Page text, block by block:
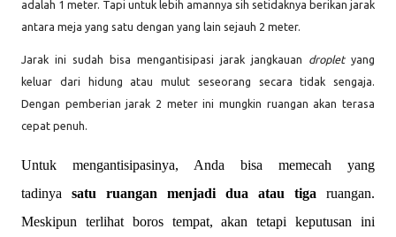
adalah 1 meter. Tapi untuk lebih amannya sih setidaknya berikan jarak
antara meja yang satu dengan yang lain sejauh 2 meter.
Jarak ini sudah bisa mengantisipasi jarak jangkauan droplet yang
keluar dari hidung atau mulut seseorang secara tidak sengaja.
Dengan pemberian jarak 2 meter ini mungkin ruangan akan terasa
cepat penuh.
Untuk mengantisipasinya, Anda bisa memecah yang
tadinya
satu ruangan menjadi dua atau tiga
ruangan.
Meskipun terlihat boros tempat, akan tetapi keputusan ini